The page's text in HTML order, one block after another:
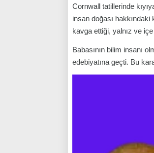
Cornwall tatillerinde
insan doğası hakkındaki
kavga ettiği, yalnız ve
Babasının bilim insanı
edebiyatına geçti. Bu